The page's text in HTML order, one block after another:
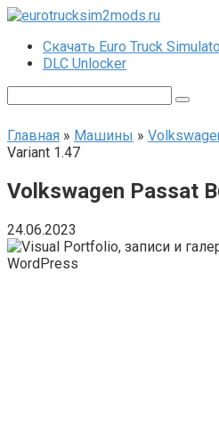
Перейти
контентуСкачать Euro Truck
DLC Unlocker
Главная » Машины »
Variant 1.47
Volkswagen Passat
24.06.2023